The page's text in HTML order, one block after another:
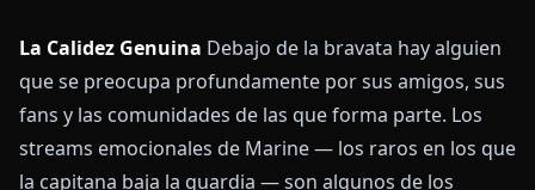
La Calidez Genuina Debajo de la bravata hay alguien
que se preocupa profundamente por sus amigos, sus
fans y las comunidades de las que forma parte. Los
streams emocionales de Marine — los raros en los que
la capitana baja la guardia — son algunos de los